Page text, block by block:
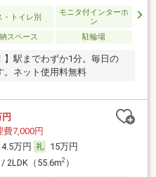
・トイレ別
モニタ付インターホ
ン
スペース 駐輪場
】駅までわずか1分。毎日の
。ネット使用料無料
費7,000円
4.5万円
15万円
/ 2LDK（55.6m2）